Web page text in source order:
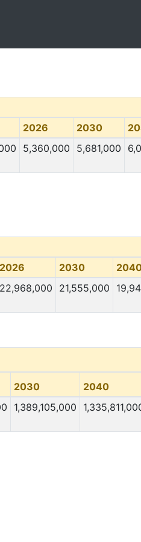
2026 2030
5,360,000 5,681,000
2026 2030
22,968,000 21,555,000
2030 2040
1,389,105,000